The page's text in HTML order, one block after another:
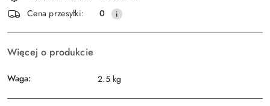
Wyślij
dostawa
Cena przesyłki:
0
Więcej o produkcie
Waga: 2.5 kg